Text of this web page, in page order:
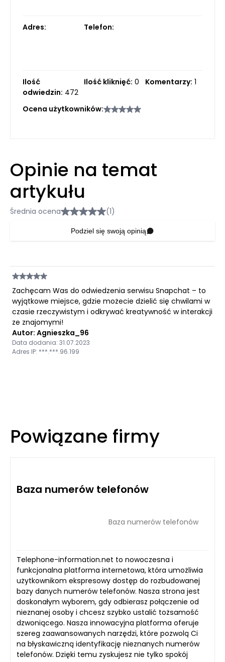
Adres: Telefon:
Ilość
odwiedzin: 472
Ilość kliknięć: 0 Komentarzy: 1
Ocena użytkowników:
Opinie na temat
artykułu
Średnia ocena (1)
Podziel się swoją opinią
Zachęcam Was do odwiedzenia serwisu Snapchat – to
wyjątkowe miejsce, gdzie możecie dzielić się chwilami w
czasie rzeczywistym i odkrywać kreatywność w interakcji
ze znajomymi!
Autor: Agnieszka_96
Data dodania: 31.07.2023
Adres IP: ***.***.96.199
Powiązane firmy
Baza numerów telefonów
Baza numerów telefonów
Telephone-information.net to nowoczesna i
funkcjonalna platforma internetowa, która umożliwia
użytkownikom ekspresowy dostęp do rozbudowanej
bazy danych numerów telefonów. Nasza strona jest
doskonałym wyborem, gdy odbierasz połączenie od
nieznanej osoby i chcesz szybko ustalić tożsamość
dzwoniącego. Nasza innowacyjna platforma oferuje
szereg zaawansowanych narzędzi, które pozwolą Ci
na błyskawiczną identyfikację nieznanych numerów
telefonów. Dzięki temu zyskujesz nie tylko spokój